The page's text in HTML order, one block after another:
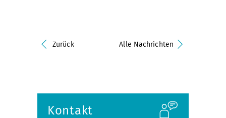
Zurück Alle Nachrichten
Kontakt